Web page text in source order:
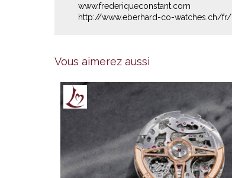
www.frederiqueconstant.com
http://www.eberhard-co-watches.ch/fr/
Vous aimerez aussi